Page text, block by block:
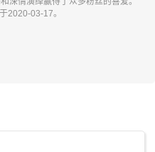
2020-03-17。